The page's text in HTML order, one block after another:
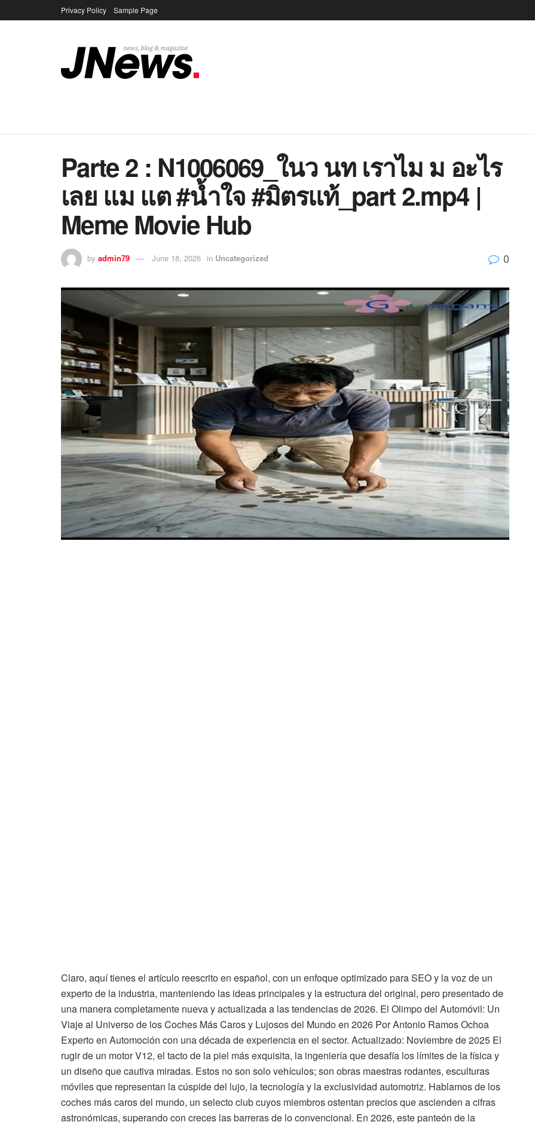
Privacy Policy Sample Page
Parte 2 : N1006069_ในว นท เราไม ม อะไร
เลย แม แต #น้ำใจ #มิตรแท้_part 2.mp4 |
Meme Movie Hub
by admin79 June 18, 2026 in Uncategorized 0
Claro, aquí tienes el artículo reescrito en español, con un enfoque optimizado para SEO y la voz de un
experto de la industria, manteniendo las ideas principales y la estructura del original, pero presentado de
una manera completamente nueva y actualizada a las tendencias de 2026. El Olimpo del Automóvil: Un
Viaje al Universo de los Coches Más Caros y Lujosos del Mundo en 2026 Por Antonio Ramos Ochoa
Experto en Automoción con una década de experiencia en el sector. Actualizado: Noviembre de 2025 El
rugir de un motor V12, el tacto de la piel más exquisita, la ingeniería que desafía los límites de la física y
un diseño que cautiva miradas. Estos no son solo vehículos; son obras maestras rodantes, esculturas
móviles que representan la cúspide del lujo, la tecnología y la exclusividad automotriz. Hablamos de los
coches más caros del mundo, un selecto club cuyos miembros ostentan precios que ascienden a cifras
astronómicas, superando con creces las barreras de lo convencional. En 2026, este panteón de la